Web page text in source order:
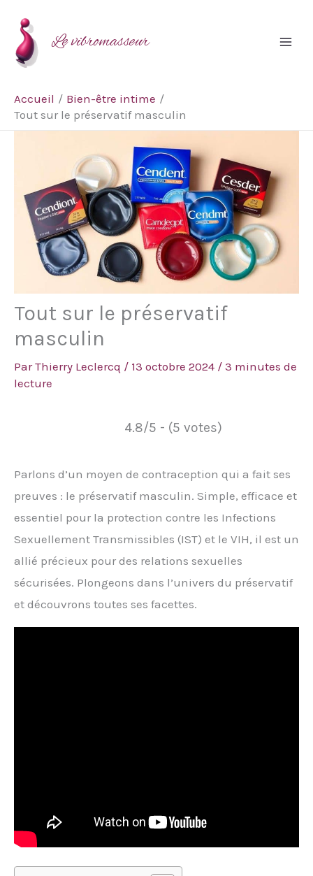
contenu
Le vibromasseur
Accueil
Bien-être intime
Tout sur le préservatif masculin
Tout sur le préservatif
masculin
ParThierry Leclercq / 13 octobre 2024 / 3 minutes de
lecture
4.8/5 - (5 votes)
Parlons d’un moyen de contraception qui a fait ses
preuves : le préservatif masculin. Simple, efficace et
essentiel pour la protection contre les Infections
Sexuellement Transmissibles (IST) et le VIH, il est un
allié précieux pour des relations sexuelles
sécurisées. Plongeons dans l’univers du préservatif
et découvrons toutes ses facettes.